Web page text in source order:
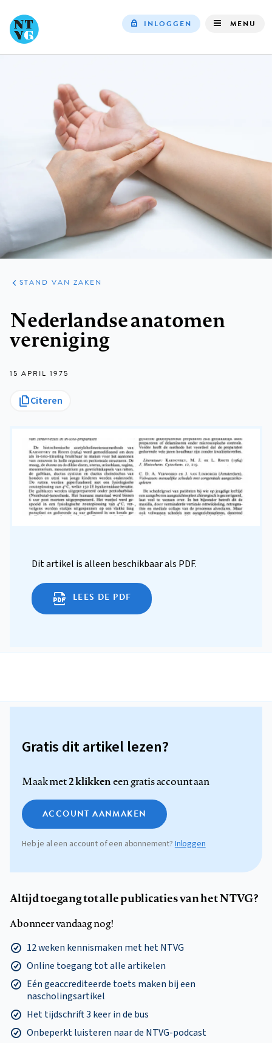
INLOGGEN MENU
ARTIKELEN
PRAKTIJK
STAND VAN ZAKEN
Nederlandse anatomen
vereniging
15 APRIL 1975
Citeren
Dit artikel is alleen beschikbaar als PDF.
LEES DE PDF
Gratis dit artikel lezen?
Maak met2 klikkeneen gratis account aan
ACCOUNT AANMAKEN
Heb je al een account of een abonnement? Inloggen
Altijd toegang tot alle publicaties van het NTVG?
Abonneer vandaag nog!
12 weken kennismaken met het NTVG
Online toegang tot alle artikelen
Eén geaccrediteerde toets maken bij een
nascholingsartikel
Het tijdschrift 3 keer in de bus
Onbeperkt luisteren naar de NTVG-podcast